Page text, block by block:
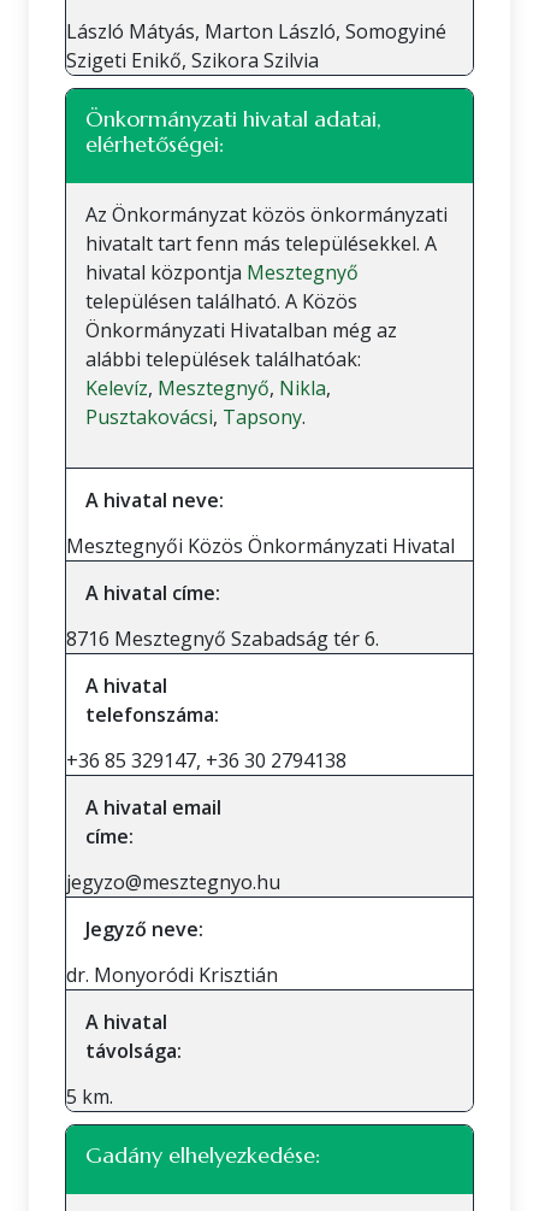
László Mátyás, Marton László, Somogyiné
Szigeti Enikő, Szikora Szilvia
Önkormányzati hivatal adatai,
elérhetőségei:
Az Önkormányzat közös önkormányzati
hivatalt tart fenn más településekkel. A
hivatal központja Mesztegnyő
településen található. A Közös
Önkormányzati Hivatalban még az
alábbi települések találhatóak:
Kelevíz, Mesztegnyő, Nikla,
Pusztakovácsi, Tapsony.
A hivatal neve:
Mesztegnyői Közös Önkormányzati Hivatal
A hivatal címe:
8716 Mesztegnyő Szabadság tér 6.
A hivatal
telefonszáma:
+36 85 329147, +36 30 2794138
A hivatal email
címe:
jegyzo@mesztegnyo.hu
Jegyző neve:
dr. Monyoródi Krisztián
A hivatal
távolsága:
5 km.
Gadány elhelyezkedése: